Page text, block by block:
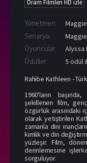
Dram Filmleri HD izle
Yönetmen
Senaryo
Oyuncular Alyssa
Ödüller
5 ödül
Rahibe Kathleen -
1960'ların
şekillenen film,
özgürlük arasındaki
olarak yetiştirilen
zamanla dini
kimlik ve din
yüzleşir. Film,
derinlemesine
sorguluyor.